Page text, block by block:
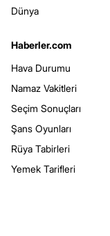
Dünya
Haberler.com
Hava Durumu
Namaz Vakitleri
Seçim Sonuçları
Şans Oyunları
Rüya Tabirleri
Yemek Tarifleri